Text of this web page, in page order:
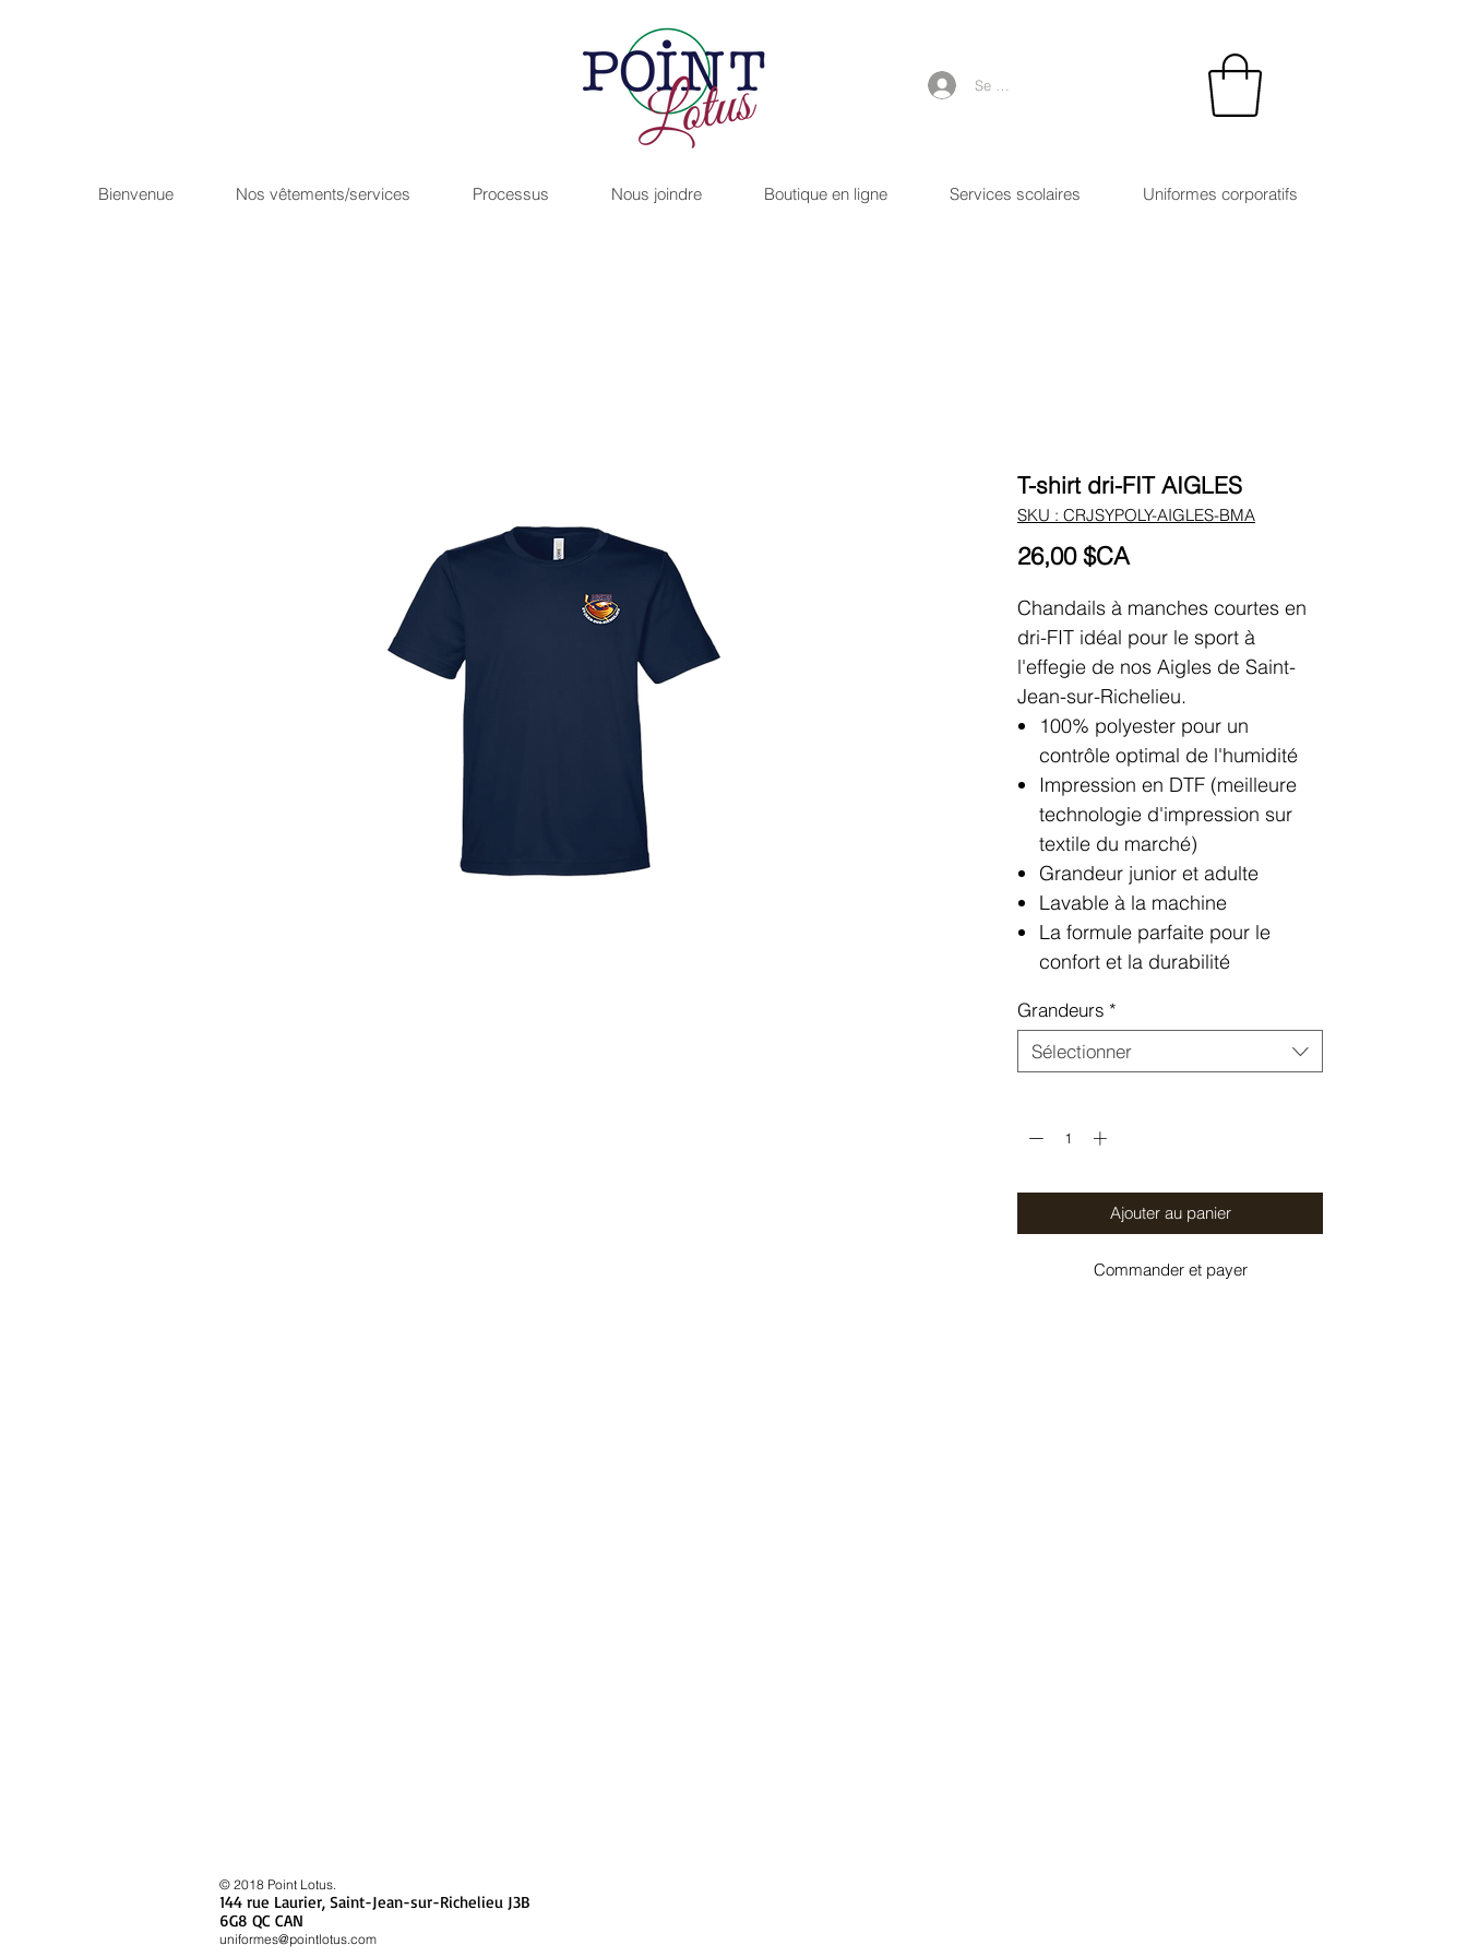
Se connecter
Bienvenue Nos vêtements/services Processus Nous joindre Boutique en ligne Services scolaires Uniformes corporatifs
T-shirt dri-FIT AIGLES
SKU : CRJSYPOLY-AIGLES-BMA
26,00 $CAPrix
Chandails à manches courtes en
dri-FIT idéal pour le sport à
l'effegie de nos Aigles de Saint-
Jean-sur-Richelieu.
100% polyester pour un
contrôle optimal de l'humidité
Impression en DTF (meilleure
technologie d'impression sur
textile du marché)
Grandeur junior et adulte
Lavable à la machine
La formule parfaite pour le
confort et la durabilité
Grandeurs *
Sélectionner
Ajouter au panier
Commander et payer
© 2018 Point Lotus.
144 rue Laurier, Saint-Jean-sur-Richelieu J3B
6G8 QC CAN
uniformes@pointlotus.com